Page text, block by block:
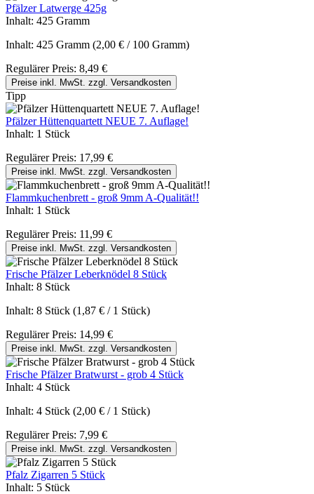
Pfälzer Latwerge 425g
Inhalt: 425 Gramm
Inhalt: 425 Gramm (2,00 € / 100 Gramm)
Regulärer Preis: 8,49 €
Preise inkl. MwSt. zzgl. Versandkosten
Tipp
Pfälzer Hüttenquartett NEUE 7. Auflage!
Inhalt: 1 Stück
Regulärer Preis: 17,99 €
Preise inkl. MwSt. zzgl. Versandkosten
Flammkuchenbrett - groß 9mm A-Qualität!!
Inhalt: 1 Stück
Regulärer Preis: 11,99 €
Preise inkl. MwSt. zzgl. Versandkosten
Frische Pfälzer Leberknödel 8 Stück
Inhalt: 8 Stück
Inhalt: 8 Stück (1,87 € / 1 Stück)
Regulärer Preis: 14,99 €
Preise inkl. MwSt. zzgl. Versandkosten
Frische Pfälzer Bratwurst - grob 4 Stück
Inhalt: 4 Stück
Inhalt: 4 Stück (2,00 € / 1 Stück)
Regulärer Preis: 7,99 €
Preise inkl. MwSt. zzgl. Versandkosten
Pfalz Zigarren 5 Stück
Inhalt: 5 Stück